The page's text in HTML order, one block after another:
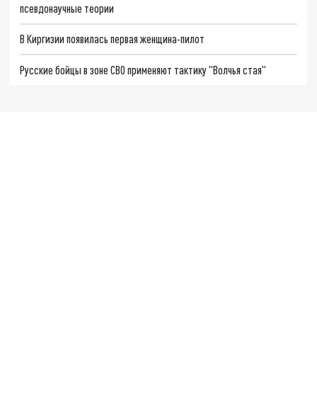
псевдонаучные теории
В Киргизии появилась первая женщина-пилот
Русские бойцы в зоне СВО применяют тактику "Волчья стая"